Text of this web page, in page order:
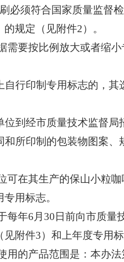
必须符合国家质量监督
规定（见附件2）。
需要按比例放大或者缩
行印制专用标志的，
到经市质量技术监督局
所印制的包装物图案
可在其生产的保山小粒
用标志。
每年6月30日前向市质量
附件3）和上年度专用标
用的产品范围是：本办